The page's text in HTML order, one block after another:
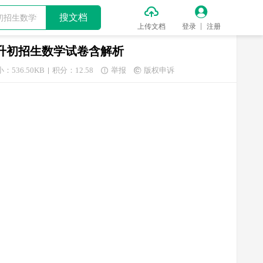
搜文档 
上传文档

登录 注册
初招生数学试卷含解析
：536.50KB 积分：12.58  举报  版权申诉